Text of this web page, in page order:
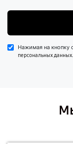
Нажимая на кнопку
персональных данных.